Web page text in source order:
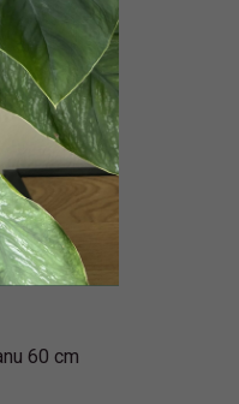
60 cm